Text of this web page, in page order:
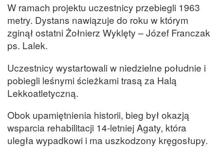
W ramach projektu uczestnicy przebiegli 1963
metry. Dystans nawiązuje do roku w którym
zginął ostatni Żołnierz Wyklęty – Józef Franczak
ps. Lalek.
Uczestnicy wystartowali w niedzielne południe i
pobiegli leśnymi ścieżkami trasą za Halą
Lekkoatletyczną.
Obok upamiętnienia historii, bieg był okazją
wsparcia rehabilitacji 14-letniej Agaty, która
uległa wypadkowi i ma uszkodzony kręgosłupy.